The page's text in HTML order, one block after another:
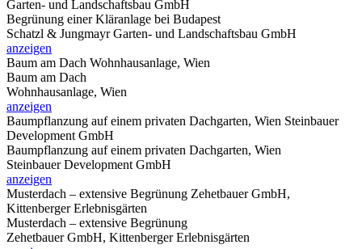
Garten- und Landschaftsbau GmbH
Begrünung einer Kläranlage bei Budapest
Schatzl & Jungmayr Garten- und Landschaftsbau GmbH
anzeigen
Baum am Dach Wohnhausanlage, Wien
Baum am Dach
Wohnhausanlage, Wien
anzeigen
Baumpflanzung auf einem privaten Dachgarten, Wien Steinbauer
Development GmbH
Baumpflanzung auf einem privaten Dachgarten, Wien
Steinbauer Development GmbH
anzeigen
Musterdach – extensive Begrünung Zehetbauer GmbH,
Kittenberger Erlebnisgärten
Musterdach – extensive Begrünung
Zehetbauer GmbH, Kittenberger Erlebnisgärten